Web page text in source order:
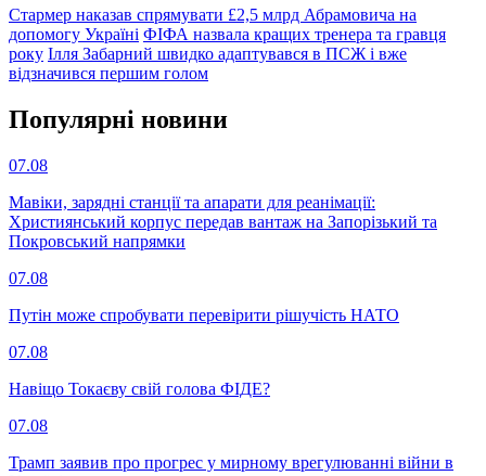
Стармер наказав спрямувати £2,5 млрд Абрамовича на
допомогу Україні ФІФА назвала кращих тренера та гравця
року Ілля Забарний швидко адаптувався в ПСЖ і вже
відзначився першим голом
Популярнi новини
07.08
Мавіки, зарядні станції та апарати для реанімації:
Християнський корпус передав вантаж на Запорізький та
Покровський напрямки
07.08
Путін може спробувати перевірити рішучість НАТО
07.08
Навіщо Токаєву свій голова ФІДЕ?
07.08
Трамп заявив про прогрес у мирному врегулюванні війни в